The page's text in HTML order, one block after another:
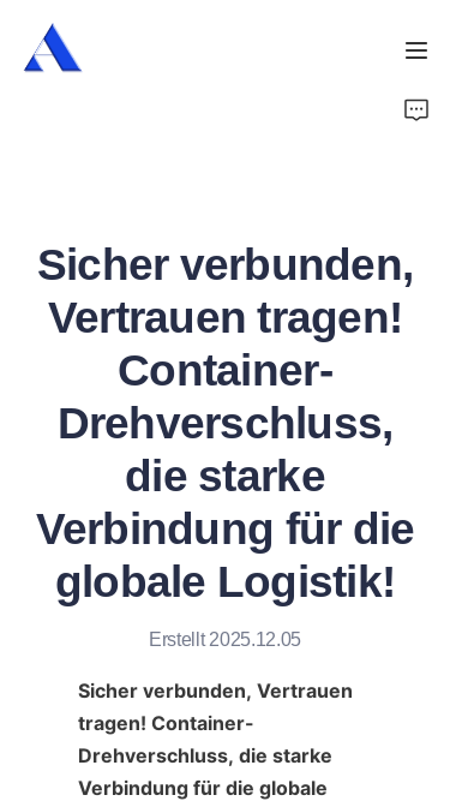
Sicher verbunden,
Vertrauen tragen!
Container-
Drehverschluss,
die starke
Verbindung für die
globale Logistik!
Erstellt 2025.12.05
Sicher verbunden, Vertrauen
tragen! Container-
Drehverschluss, die starke
Verbindung für die globale
Produkte
Dienstleistungen
Nachrichten
Kontaktieren Sie uns